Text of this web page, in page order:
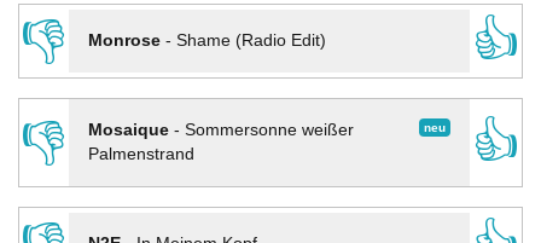
👎
Monrose- Shame (Radio Edit)
👍
👎
neu
Mosaique- Sommersonne weißer
Palmenstrand
👍